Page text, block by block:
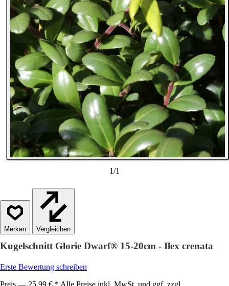
1/1
Vergleichen
Kugelschnitt Glorie Dwarf® 15-20cm - Ilex crenata
Erste Bewertung schreiben
Preis — 25,99 € * Alle Preise inkl. MwSt. und ggf. zzgl.